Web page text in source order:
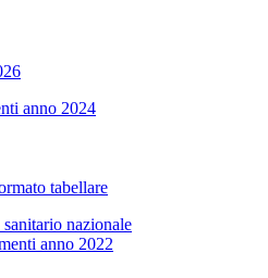
anno 2024
tabellare
nazionale
anno 2022